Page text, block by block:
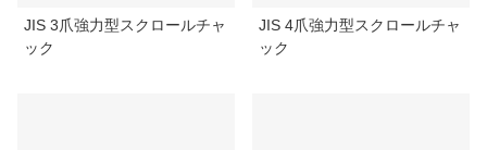
中空エアチャック治具
JIS 3爪強力型スクロールチャ
ック
JIS 4爪強力型スクロールチャ
ック